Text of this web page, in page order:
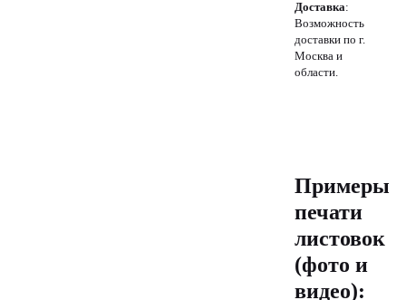
Доставка:
Возможность
доставки по г.
Москва и
области.
Примеры
печати
листовок
(фото и
видео):